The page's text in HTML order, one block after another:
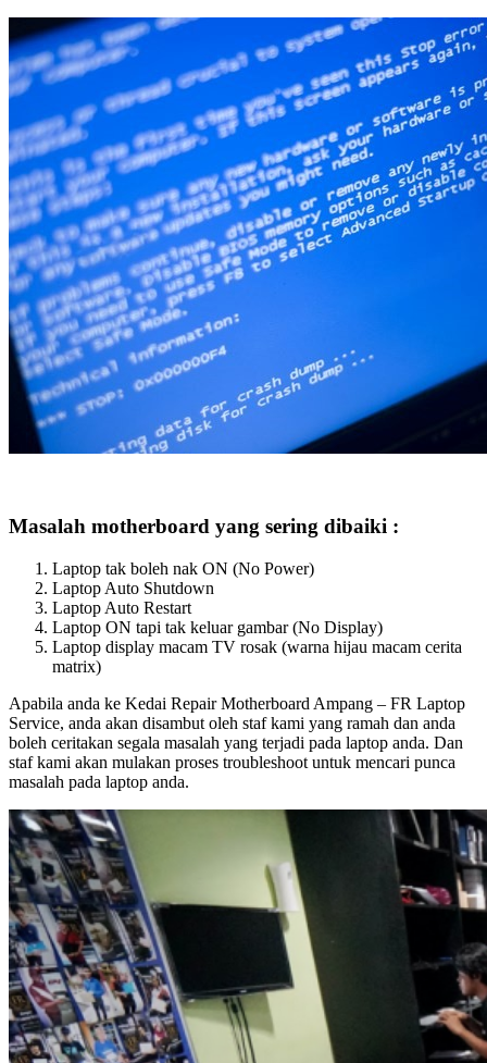
Masalah motherboard yang sering dibaiki :
Laptop tak boleh nak ON (No Power)
Laptop Auto Shutdown
Laptop Auto Restart
Laptop ON tapi tak keluar gambar (No Display)
Laptop display macam TV rosak (warna hijau macam cerita
matrix)
Apabila anda ke Kedai Repair Motherboard Ampang – FR Laptop
Service, anda akan disambut oleh staf kami yang ramah dan anda
boleh ceritakan segala masalah yang terjadi pada laptop anda. Dan
staf kami akan mulakan proses troubleshoot untuk mencari punca
masalah pada laptop anda.